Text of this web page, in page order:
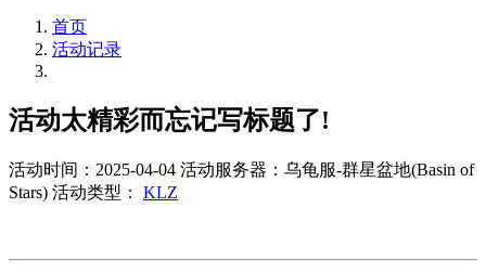
首页
活动记录
活动太精彩而忘记写标题了!
活动时间：2025-04-04 活动服务器：乌龟服-群星盆地(Basin of
Stars) 活动类型： KLZ